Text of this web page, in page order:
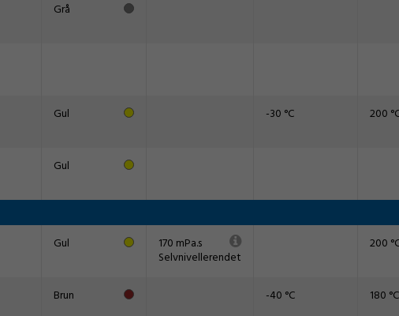
Grå
Gul -30 °C 200
Gul
Gul 170 mPa.s
Selvnivellerendet
200
Brun -40 °C 180 °C